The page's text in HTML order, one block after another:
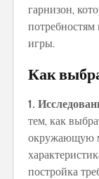
гарнизон,
потребностям
игры.
Как
1.
тем, как
окружающую
постройка